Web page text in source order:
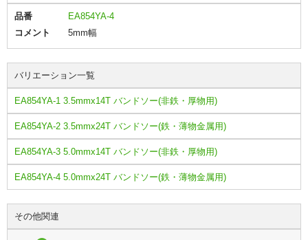
品番
EA854YA-4
コメント
5mm幅
バリエーション一覧
EA854YA-1 3.5mmx14T バンドソー(非鉄・厚物用)
EA854YA-2 3.5mmx24T バンドソー(鉄・薄物金属用)
EA854YA-3 5.0mmx14T バンドソー(非鉄・厚物用)
EA854YA-4 5.0mmx24T バンドソー(鉄・薄物金属用)
その他関連